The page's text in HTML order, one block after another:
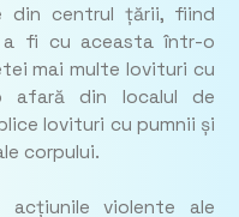
din centrul țării, fiind
fi cu aceasta într-o
mai multe lovituri cu
afară din localul de
lovituri cu pumnii și
corpului.
violente ale